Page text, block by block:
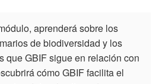
aprenderá sobre los
de biodiversidad y los
que GBIF sigue en relación con
cómo GBIF facilita el